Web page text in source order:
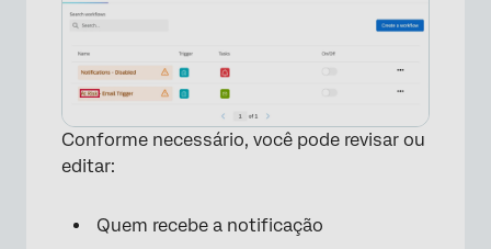
Conforme necessário, você pode revisar ou
editar:
Quem recebe a notificação